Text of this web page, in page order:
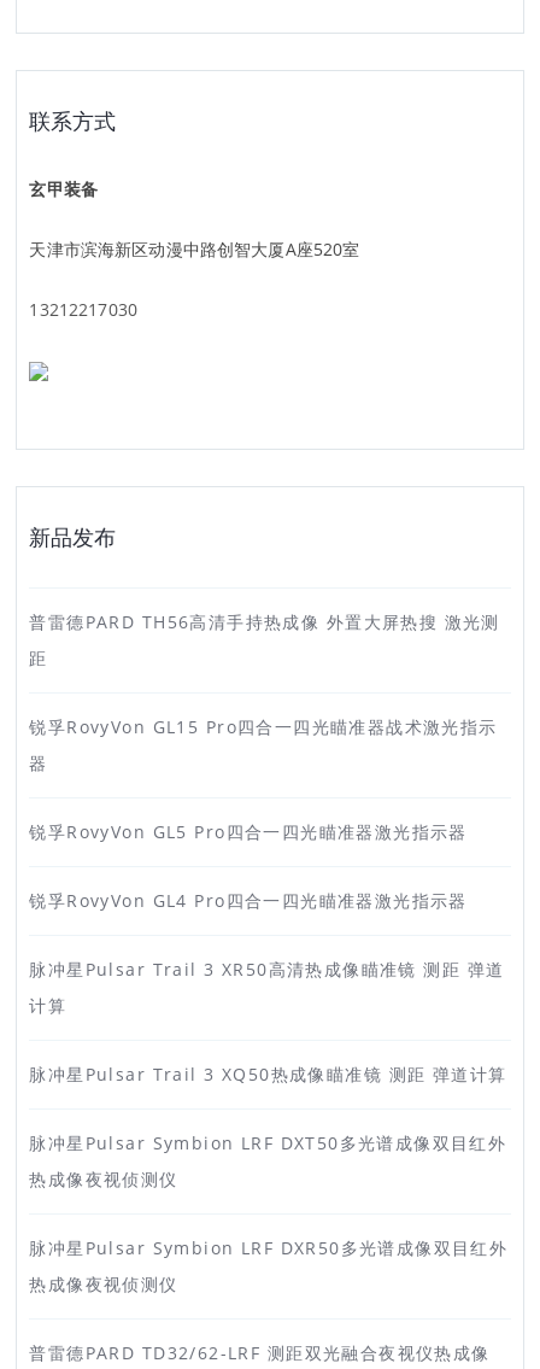
联系方式
玄甲装备
天津市滨海新区动漫中路创智大厦A座520室
13212217030
新品发布
普雷德PARD TH56高清手持热成像 外置大屏热搜 激光测
距
锐孚RovyVon GL15 Pro四合一四光瞄准器战术激光指示
器
锐孚RovyVon GL5 Pro四合一四光瞄准器激光指示器
锐孚RovyVon GL4 Pro四合一四光瞄准器激光指示器
脉冲星Pulsar Trail 3 XR50高清热成像瞄准镜 测距 弹道
计算
脉冲星Pulsar Trail 3 XQ50热成像瞄准镜 测距 弹道计算
脉冲星Pulsar Symbion LRF DXT50多光谱成像双目红外
热成像夜视侦测仪
脉冲星Pulsar Symbion LRF DXR50多光谱成像双目红外
热成像夜视侦测仪
普雷德PARD TD32/62-LRF 测距双光融合夜视仪热成像